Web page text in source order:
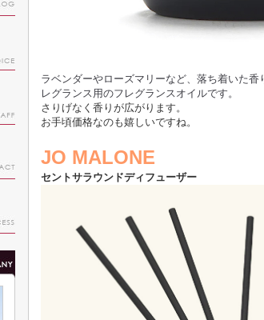
ラベンダーやローズマリーなど、落ち着いた
レグランス用のフレグランスオイルです。
さりげなく香りが広がります。
お手頃価格なのも嬉しいですね。
JO MALONE
セントサラウンドディフューザー